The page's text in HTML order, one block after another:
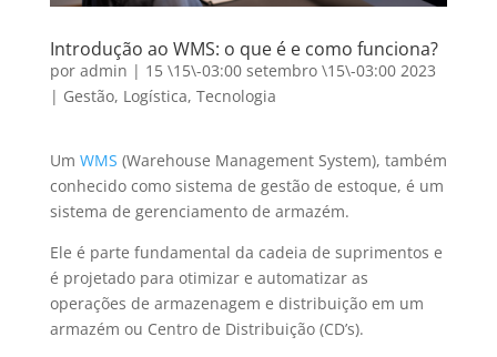
Introdução ao WMS: o que é e como funciona?
por admin | 15 \15\-03:00 setembro \15\-03:00 2023
| Gestão, Logística, Tecnologia
Um WMS (Warehouse Management System), também
conhecido como sistema de gestão de estoque, é um
sistema de gerenciamento de armazém.
Ele é parte fundamental da cadeia de suprimentos e
é projetado para otimizar e automatizar as
operações de armazenagem e distribuição em um
armazém ou Centro de Distribuição (CD’s).